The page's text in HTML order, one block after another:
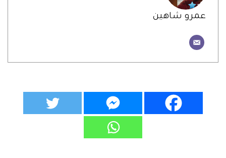
عمرو شاهين